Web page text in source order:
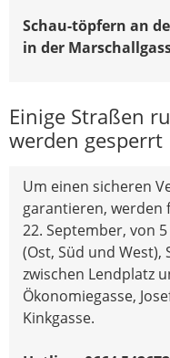
Schau-töpfern an
in der
Einige Straßen
werden gesperrt
Um einen sicheren
garantieren, werden
22. September, von
(Ost, Süd und
zwischen Lendplatz
Ökonomiegasse,
Kinkgasse.